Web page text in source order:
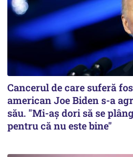
Cancerul de care suferă
american Joe Biden s-a
său. "Mi-aș dori să se
pentru că nu este bine"